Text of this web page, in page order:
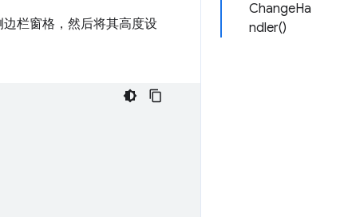
ChangeHa
ndler()
边栏窗格，然后将其高度设